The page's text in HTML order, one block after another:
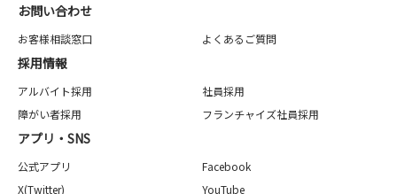
お問い合わせ
お客様相談窓口 よくあるご質問
採用情報
アルバイト採用
社員採用
障がい者採用
フランチャイズ社員採用
アプリ・SNS
公式アプリ
Facebook
X(Twitter)
YouTube